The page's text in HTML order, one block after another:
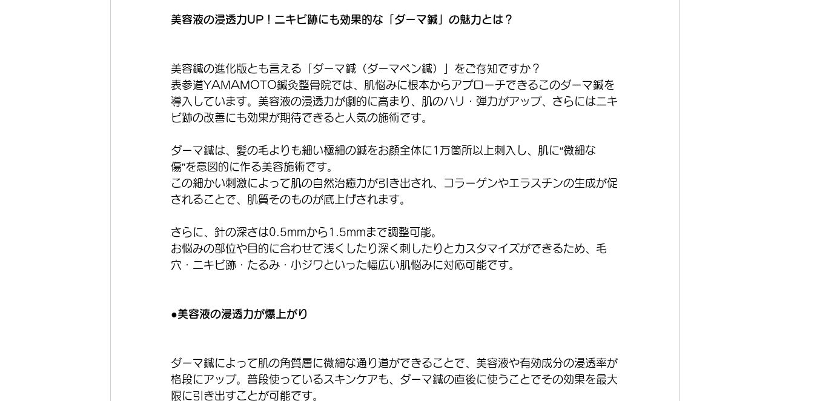
美容液の浸透力UP！ニキビ跡にも効果的な「ダーマ鍼」の魅力とは？
美容鍼の進化版とも言える「ダーマ鍼（ダーマペン鍼）」をご存知ですか？
表参道YAMAMOTO鍼灸整骨院では、肌悩みに根本からアプローチできるこのダーマ鍼を
導入しています。美容液の浸透力が劇的に高まり、肌のハリ・弾力がアップ、さらにはニキ
ビ跡の改善にも効果が期待できると人気の施術です。
ダーマ鍼は、髪の毛よりも細い極細の鍼をお顔全体に1万箇所以上刺入し、肌に“微細な
傷”を意図的に作る美容施術です。
この細かい刺激によって肌の自然治癒力が引き出され、コラーゲンやエラスチンの生成が促
されることで、肌質そのものが底上げされます。
さらに、針の深さは0.5mmから1.5mmまで調整可能。
お悩みの部位や目的に合わせて浅くしたり深く刺したりとカスタマイズができるため、毛
穴・ニキビ跡・たるみ・小ジワといった幅広い肌悩みに対応可能です。
●美容液の浸透力が爆上がり
ダーマ鍼によって肌の角質層に微細な通り道ができることで、美容液や有効成分の浸透率が
格段にアップ。普段使っているスキンケアも、ダーマ鍼の直後に使うことでその効果を最大
限に引き出すことが可能です。